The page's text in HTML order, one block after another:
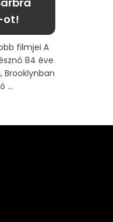
ot!
filmjei A
84 éve
Brooklynban
...